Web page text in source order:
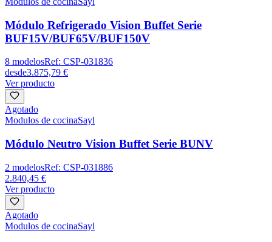
Módulo Refrigerado Vision Buffet Serie
BUF15V/BUF65V/BUF150V
8 modelosRef: CSP-031836
desde3.875,79 €
Ver producto
Agotado
Modulos de cocinaSayl
Módulo Neutro Vision Buffet Serie BUNV
2 modelosRef: CSP-031886
2.840,45 €
Ver producto
Agotado
Modulos de cocinaSayl